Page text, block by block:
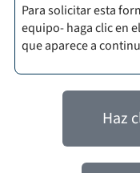
Para solicitar esta
equipo- haga clic en
que aparece a
Haz